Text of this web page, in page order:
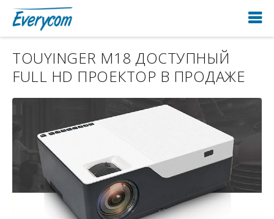
TOUYINGER M18 ДОСТУПНЫЙ
FULL HD ПРОЕКТОР В ПРОДАЖЕ